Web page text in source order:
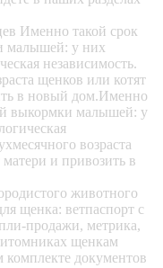
Именно такой срок
малышей: у них
независимость.
щенков или котят
в новый дом.Именно
выкормки малышей: у
возраста
и привозить в
животного
щенка: ветпаспорт с
продажи, метрика,
щенкам
документов